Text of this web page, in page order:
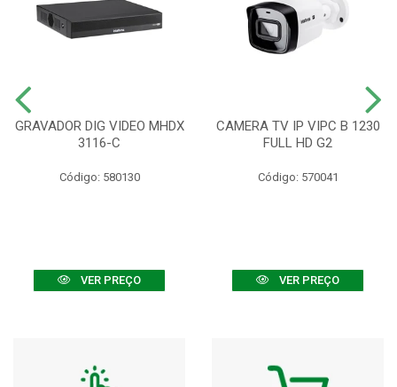
GRAVADOR DIG VIDEO MHDX
3116-C
Código: 580130
VER PREÇO
CAMERA TV IP VIPC B 1230
FULL HD G2
Código: 570041
VER PREÇO